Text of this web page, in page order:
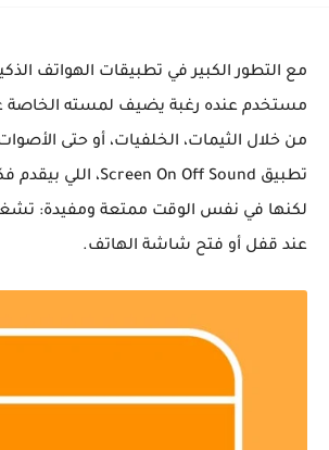
مع التطور الكبير في تطبيقات الهواتف
مستخدم عنده رغبة يضيف لمسته الخاصة
من خلال الثيمات، الخلفيات، أو حتى
تطبيق Screen On Off Sound، اللي بيقدم
لكنها في نفس الوقت ممتعة ومفيدة:
عند قفل أو فتح شاشة الهاتف.